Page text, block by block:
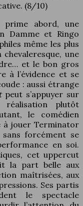
(8/10)
abord, une
Damme et Ringo
même les plus
une
et le bon gros
à l’évidence et se
: aussi étrange
peut s’appuyer sur
réalisation plutôt
le comédien
à jouer Terminator
forcément se
en soi.
cet uppercut
la part belle aux
maîtrisées, aux
Ses partis
le spectacle